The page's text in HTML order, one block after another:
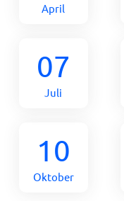
April
07
Juli
10
Oktober